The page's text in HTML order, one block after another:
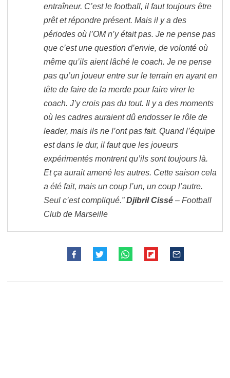
entraîneur. C’est le football, il faut toujours être
prêt et répondre présent. Mais il y a des
périodes où l’OM n’y était pas. Je ne pense pas
que c’est une question d’envie, de volonté où
même qu’ils aient lâché le coach. Je ne pense
pas qu’un joueur entre sur le terrain en ayant en
tête de faire de la merde pour faire virer le
coach. J’y crois pas du tout. Il y a des moments
où les cadres auraient dû endosser le rôle de
leader, mais ils ne l’ont pas fait. Quand l’équipe
est dans le dur, il faut que les joueurs
expérimentés montrent qu’ils sont toujours là.
Et ça aurait amené les autres. Cette saison cela
a été fait, mais un coup l’un, un coup l’autre.
Seul c’est compliqué.”Djibril Cissé – Football
Club de Marseille